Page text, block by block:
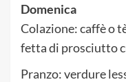
Domenica
Colazione: caffè o
fetta di prosciutto
Pranzo: verdure